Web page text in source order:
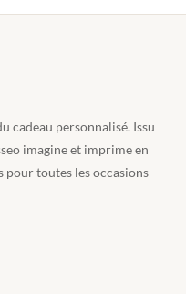
cadeau personnalisé. Issu
imagine et imprime en
pour toutes les occasions